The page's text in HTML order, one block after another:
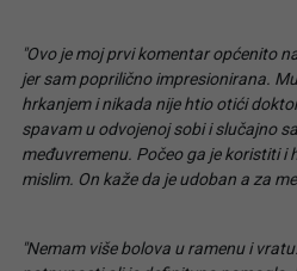
"Ovo je moj prvi komentar općenito
jer sam poprilično impresionirana.
hrkanjem i nikada nije htio otići
spavam u odvojenoj sobi i slučajno
međuvremenu. Počeo ga je koristiti i
mislim. On kaže da je udoban a za
"Nemam više bolova u ramenu i